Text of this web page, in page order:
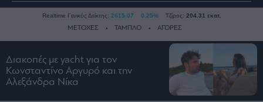
Ειδήσεις
Οικονομία
Realtime Γενικός Δείκτης: 2615.07 0.25% Τζίρος: 204.31 εκατ.
ΜΕΤΟΧΕΣ ΤΑΜΠΛΟ ΑΓΟΡΕΣ
Διακοπές με yacht για τον
Κωνσταντίνο Αργυρό και την
Αλεξάνδρα Νίκα